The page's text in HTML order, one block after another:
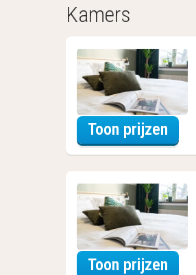
Kamers
Toon prijzen
Toon prijzen